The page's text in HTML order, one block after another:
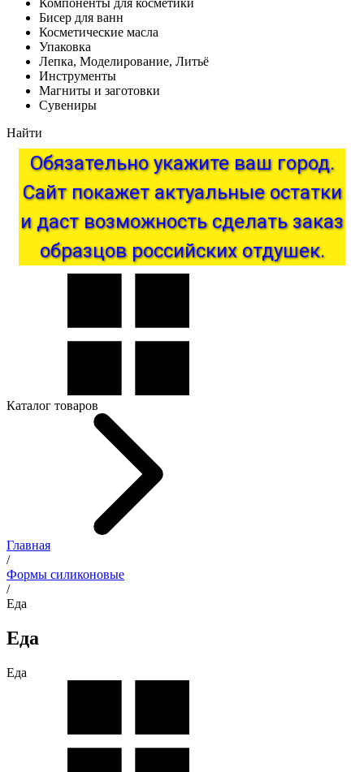
Компоненты для косметики
Бисер для ванн
Косметические масла
Упаковка
Лепка, Моделирование, Литьё
Инструменты
Магниты и заготовки
Сувениры
Найти
Обязательно укажите ваш город.
Сайт покажет актуальные остатки
и даст возможность сделать заказ
образцов российских отдушек.
Каталог товаров
Главная
/
Формы силиконовые
/
Еда
Еда
Еда